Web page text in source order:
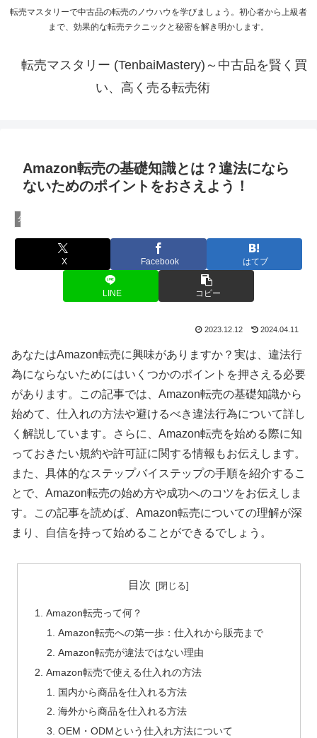
転売マスタリーで中古品の転売のノウハウを学びましょう。初心者から上級者
まで、効果的な転売テクニックと秘密を解き明かします。
転売マスタリー (TenbaiMastery)～中古品を賢く買
い、高く売る転売術
Amazon転売の基礎知識とは？違法になら
ないためのポイントをおさえよう！
分かりやすい転売の講座
X Facebook はてブ
LINE コピー
2023.12.12 2024.04.11
あなたはAmazon転売に興味がありますか？実は、違法行
為にならないためにはいくつかのポイントを押さえる必要
があります。この記事では、Amazon転売の基礎知識から
始めて、仕入れの方法や避けるべき違法行為について詳し
く解説しています。さらに、Amazon転売を始める際に知
っておきたい規約や許可証に関する情報もお伝えします。
また、具体的なステップバイステップの手順を紹介するこ
とで、Amazon転売の始め方や成功へのコツをお伝えしま
す。この記事を読めば、Amazon転売についての理解が深
まり、自信を持って始めることができるでしょう。
目次
Amazon転売って何？
Amazon転売への第一歩：仕入れから販売まで
Amazon転売が違法ではない理由
Amazon転売で使える仕入れの方法
国内から商品を仕入れる方法
海外から商品を仕入れる方法
OEM・ODMという仕入れ方法について